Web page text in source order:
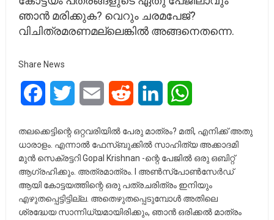
ഞാൻ മരിക്കുക? വെറും ചരമപേജ്?
വിചിത്രമരണമല്ലെങ്കിൽ അങ്ങനെതന്നെ.
Share News
FacebookTwitter Email Reddit LinkedIn
തലക്കെട്ടിന്റെ ഒറ്റവരിയിൽ പേരു മാത്രം? മതി, എനിക്ക് അതു
ധാരാളം. എന്നാൽ ഫേസ്ബുക്കിൽ സാഹിത്യ അക്കാദമി
മുൻ സെക്രട്ടറി Gopal Krishnan -ന്റെ പേജിൽ ഒരു ഒബിറ്റ്
ആഗ്രഹിക്കും. അത്രമാത്രം. I അൺസ്പോൺസേർഡ്
ആയി കോട്ടയത്തിന്റെ ഒരു പത്രചരിത്രം ഇനിയും
എഴുതപ്പെട്ടിട്ടില്ല. അതെഴുതപ്പെടുമ്പോൾ അതിലെ
ശ്രദ്ധേയ സാന്നിധ്യമായിരിക്കും, ഞാൻ ഒരിക്കൽ മാത്രം